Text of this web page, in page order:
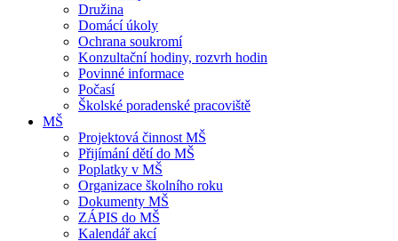
Družina
Domácí úkoly
Ochrana soukromí
Konzultační hodiny, rozvrh hodin
Povinné informace
Počasí
Školské poradenské pracoviště
MŠ
Projektová činnost MŠ
Přijímání dětí do MŠ
Poplatky v MŠ
Organizace školního roku
Dokumenty MŠ
ZÁPIS do MŠ
Kalendář akcí